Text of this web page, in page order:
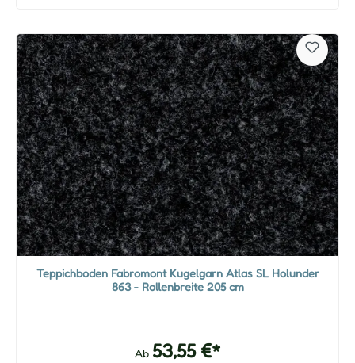
Teppichboden Fabromont Kugelgarn Atlas SL Holunder
863 - Rollenbreite 205 cm
Ab 53,55 €*